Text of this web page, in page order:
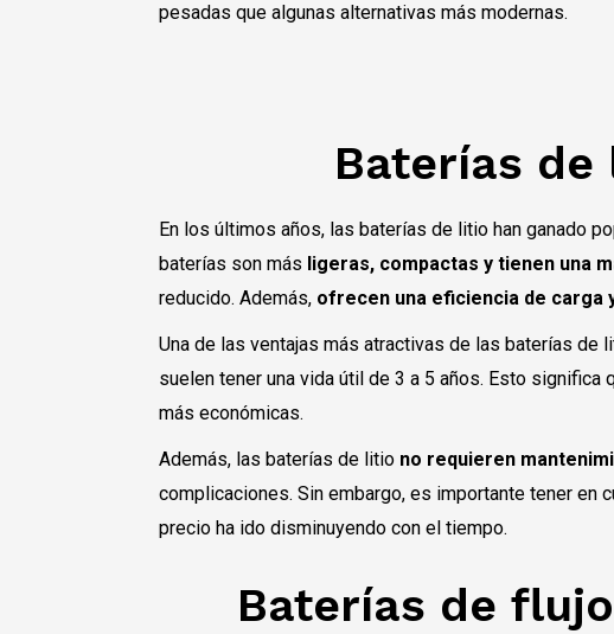
pesadas que algunas alternativas más modernas.
Baterías
En los últimos años, las baterías de litio han ganado
baterías son más ligeras, compactas y tienen una
reducido. Además, ofrecen una eficiencia de carga
Una de las ventajas más atractivas de las baterías de
suelen tener una vida útil de 3 a 5 años. Esto
más económicas.
Además, las baterías de litio no requieren
complicaciones. Sin embargo, es importante tener en
precio ha ido disminuyendo con el tiempo.
Baterías de